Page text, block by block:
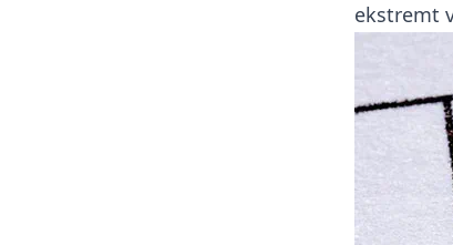
ekstremt